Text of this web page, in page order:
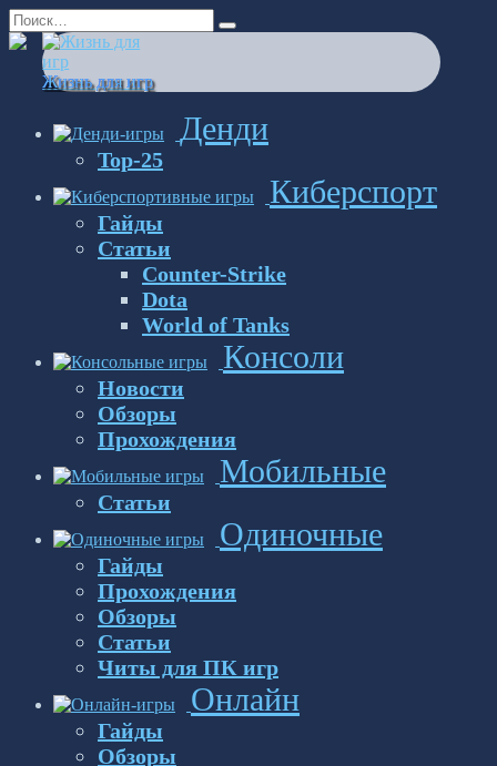
Перейти
к
содержанию
Search
for:
Жизнь для игр
Денди
Top-25
Киберспорт
Гайды
Статьи
Counter-Strike
Dota
World of Tanks
Консоли
Новости
Обзоры
Прохождения
Мобильные
Статьи
Одиночные
Гайды
Прохождения
Обзоры
Статьи
Читы для ПК игр
Онлайн
Гайды
Обзоры